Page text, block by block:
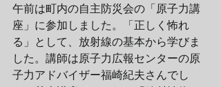
午前は町内の自主防災会の「原子力講
座」に参加しました。「正しく怖れ
る」として、放射線の基本から学びま
した。講師は原子力広報センターの原
子力アドバイザー福崎紀夫さんでし